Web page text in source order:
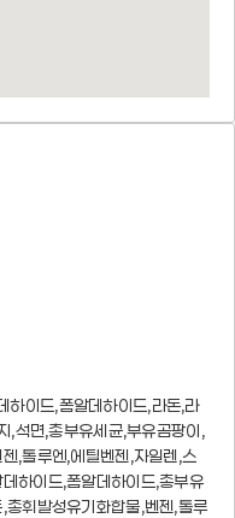
하이드,폼알데하이드,라돈,라
,석면,총부유세균,부유곰팡이,
,톨루엔,에틸벤젠,자일렌,스
하이드,폼알데하이드,총부유
휘발성유기화합물,벤젠,톨루